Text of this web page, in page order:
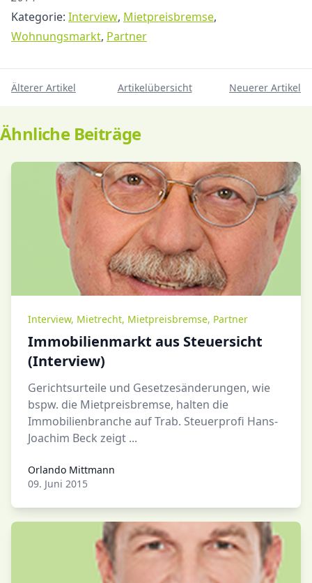
Kategorie: Interview, Mietpreisbremse,
Wohnungsmarkt, Partner
Älterer Artikel Artikelübersicht Neuerer Artikel
Ähnliche Beiträge
Interview, Mietrecht, Mietpreisbremse, Partner
Immobilienmarkt aus Steuersicht
(Interview)
Gerichtsurteile und Gesetzesänderungen, wie
bspw. die Mietpreisbremse, halten die
Immobilienbranche auf Trab. Steuerprofi Hans-
Joachim Beck zeigt ...
Orlando Mittmann
Orlando Mittmann
09. Juni 2015